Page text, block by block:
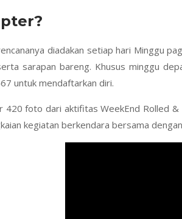
diadakan setiap hari Minggu
sarapan bareng. Khusus minggu
untuk mendaftarkan diri.
420 foto dari aktifitas WeekEnd Rolled
kegiatan berkendara bersama